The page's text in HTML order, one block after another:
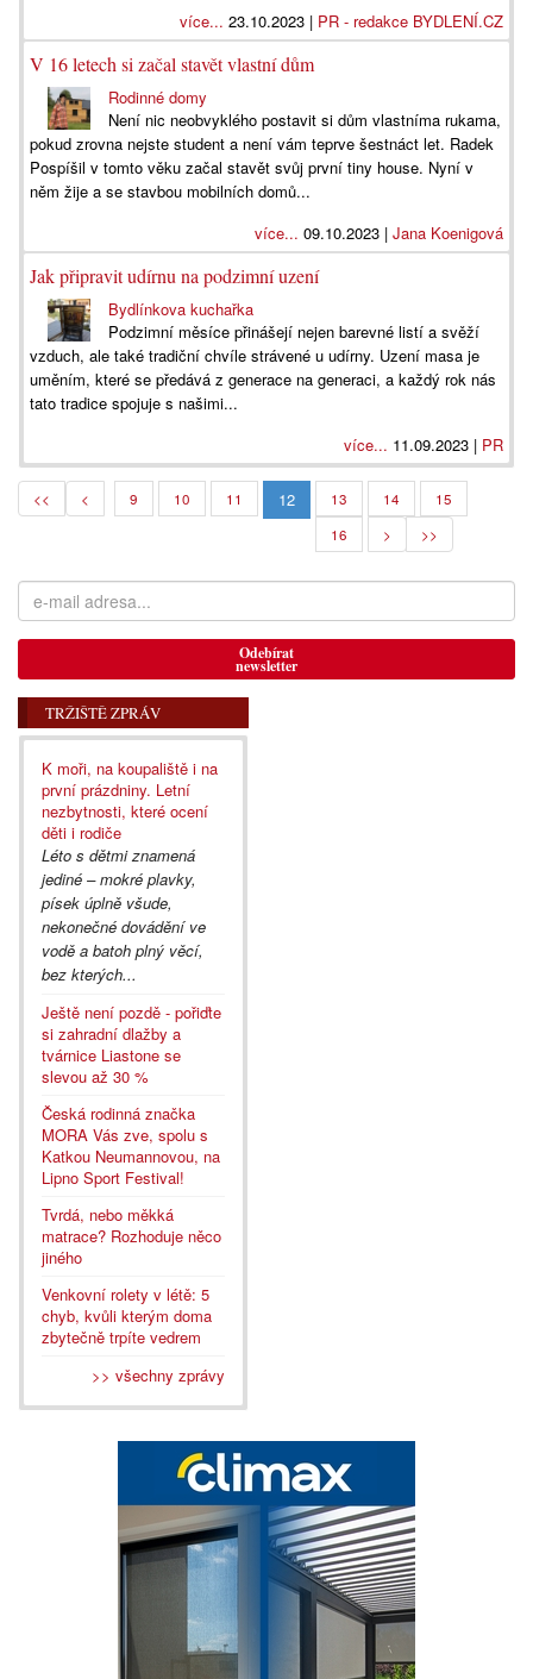
více... 23.10.2023 | PR - redakce BYDLENÍ.CZ
V 16 letech si začal stavět vlastní dům
Rodinné domy
Není nic neobvyklého postavit si dům vlastníma rukama,
pokud zrovna nejste student a není vám teprve šestnáct let. Radek
Pospíšil v tomto věku začal stavět svůj první tiny house. Nyní v
něm žije a se stavbou mobilních domů...
více... 09.10.2023 | Jana Koenigová
Jak připravit udírnu na podzimní uzení
Bydlínkova kuchařka
Podzimní měsíce přinášejí nejen barevné listí a svěží
vzduch, ale také tradiční chvíle strávené u udírny. Uzení masa je
uměním, které se předává z generace na generaci, a každý rok nás
tato tradice spojuje s našimi...
více... 11.09.2023 | PR
<< < 9 10 11 12 13 14
15
16
> >>
Odebírat
newsletter
TRŽIŠTĚ ZPRÁV
K moři, na koupaliště i na
první prázdniny. Letní
nezbytnosti, které ocení
děti i rodiče
Léto s dětmi znamená
jediné – mokré plavky,
písek úplně všude,
nekonečné dovádění ve
vodě a batoh plný věcí,
bez kterých...
Ještě není pozdě - pořiďte
si zahradní dlažby a
tvárnice Liastone se
slevou až 30 %
Česká rodinná značka
MORA Vás zve, spolu s
Katkou Neumannovou, na
Lipno Sport Festival!
Tvrdá, nebo měkká
matrace? Rozhoduje něco
jiného
Venkovní rolety v létě: 5
chyb, kvůli kterým doma
zbytečně trpíte vedrem
>> všechny zprávy